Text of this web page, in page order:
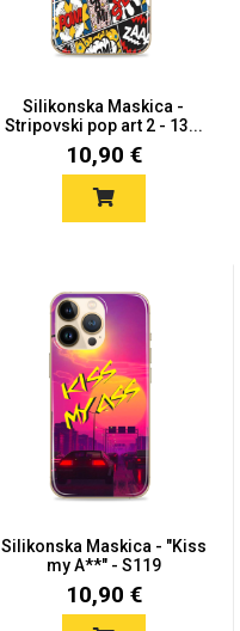
Silikonska Maskica -
Stripovski pop art 2 - 13...
10,90 €
Silikonska Maskica - "Kiss
my A**" - S119
10,90 €